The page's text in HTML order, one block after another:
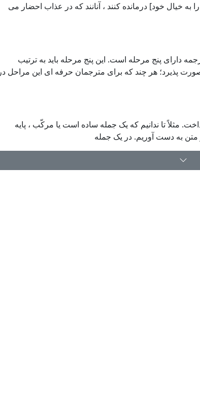
خیال خود] درمانده کنند ، آنانند که در عذاب احضار می
دارای پنج مرحله است. این پنج مرحله باید به ترتیب
پذیرد؛ هر چند که برای مترجمان حرفه ای این مراحل در
مثلاً تا ندانیم که یک جمله ساده است یا مرکّب ، پایه
متن به دست آوریم. در یک جمله